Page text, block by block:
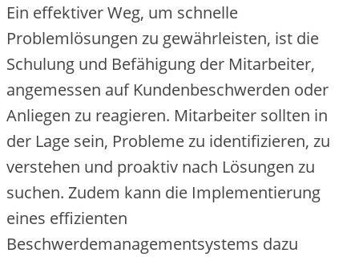
Ein effektiver Weg, um schnelle
Problemlösungen zu gewährleisten, ist die
Schulung und Befähigung der Mitarbeiter,
angemessen auf Kundenbeschwerden oder
Anliegen zu reagieren. Mitarbeiter sollten in
der Lage sein, Probleme zu identifizieren, zu
verstehen und proaktiv nach Lösungen zu
suchen. Zudem kann die Implementierung
eines effizienten
Beschwerdemanagementsystems dazu